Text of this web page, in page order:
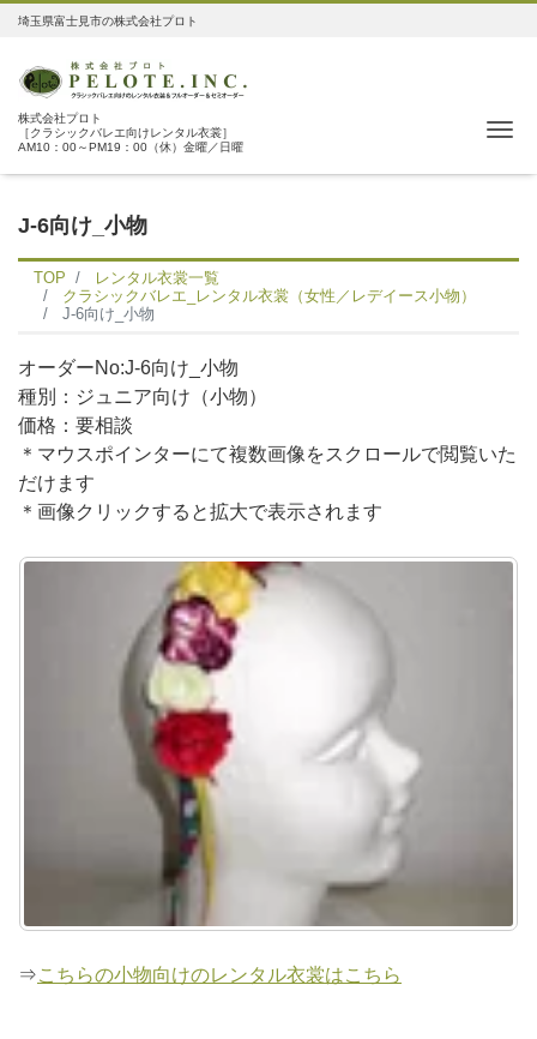
埼玉県富士見市の株式会社プロト
株式会社プロト
［クラシックバレエ向けレンタル衣裳］
AM10：00～PM19：00（休）金曜／日曜
J-6向け_小物
TOP
レンタル衣裳一覧
クラシックバレエ_レンタル衣裳（女性／レデイース小物）
J-6向け_小物
オーダーNo:J-6向け_小物
種別：ジュニア向け（小物）
価格：要相談
＊マウスポインターにて複数画像をスクロールで閲覧いた
だけます
＊画像クリックすると拡大で表示されます
⇒こちらの小物向けのレンタル衣裳はこちら